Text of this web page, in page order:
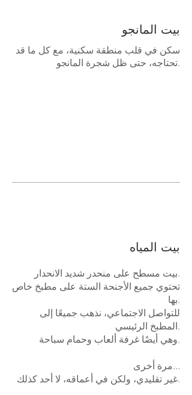
بيت المانجو
سكن في قلب منطقة سكنية، مع كل ما قد
تحتاجه، حتى ظل شجرة المانجو.
بيت المياه
بيت مسطح على منحدر شديد الانحدار.
تحتوي جميع الأجنحة الستة على مطبخ خاص
بها.
للتواصل الاجتماعي، نذهب جميعًا إلى
المطبخ الرئيسي.
وهي أيضًا غرفة ألعاب وحمام سباحة.
مرة أخرى...
غير تقليدي، ولكن في أعماقه، لا أحد كذلك.